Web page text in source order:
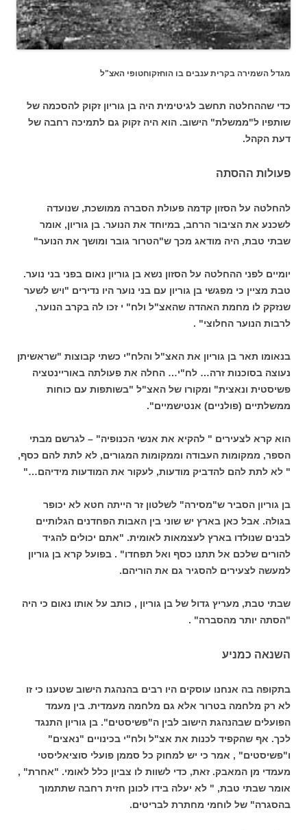
מגדל השמירה בקרית ענבים בו הוחזקוחטופי האצ"ל
כדי שההחלטה תחשב לגיטימית היה בן גוריון זקוק להסכמה של
שותפיו ל"ממשלת" הישוב. הוא היה זקוק גם לתמיכה רחבה של
דעת הקהל.
פעולות ההסתה
להחלטה על הסזון קדמה פעולת הסברה ממושכת, שנועדה
לשכנע את הציבור הרחב, במיוחד את הנוער. בן גוריון, אומר
שבתי טבת, היה מודאג מכך ש"הטרור גובר ומושך את הנוער"
יומיים לפני ההחלטה על הסזון נשא בן גוריון נאום בפני בני נוער.
טבת מציין כי מפגשי בן גוריון עם בני נוער היו נדירים "ויש לשער
שנזקק לו מחמת האהדה שהאצ"ל ולח" י זכו לה בקרב הנוער,
לרבות הנוער החלוצי" .
בנאומו תאר בן גוריון את האצ"ל והלח"י כשתי קבוצות "שראשיתן
נעוצה בסוכנות זרה… לח"י… החלה את פעולתה באוריינטציה
פשיסטית ונאצית" ומקורו של האצ"ל "בשותפות עם כוחות
ממשלתיים (פולניים) אנטישמיים".
הוא קרא לצעירים " להקיא את אנשי הכנופיה" – לגרשם מבתי
הספר, ממקומות העבודה וממקומות המגורים, לא לתת להם כסף,
" לא לתת להם להדביק מודעות, לעקור את המודעות מידיהם…"
בן גוריון הסביר ש"מסירה" לשלטון זר הייתה חטא לא יכופר
בגולה. אבל כאן בארץ יש שוני בין האבות הפחדנים הגלותיים
לבנים שנולדו בארץ לעצמאות לאומית. "אתם יכולים להגיד
להורים שלכם אל תתנו כסף ואל תפחדו" . בפועל קרא בן גוריון
למעשה לצעירים להסגיר גם את הוריהם.
שבתי טבת, מעריץ גדול של בן גוריון , כותב על אותו נאום כי היה
"הסתה יותר מהסברה" .
השנאה כמניע
בתקופה בה אנחנו עוסקים היו רבים בהנהגת הישוב שטענו כי זו
לא רק מלחמה בטרור אלא גם מלחמה מעמדית. בין מעמד
הפועלים שבהנהגת הישוב לבין ה"פשיסטים". בן גוריון התנגד
לכך. אף שהקפיד לכנות את אצ"ל ולח"י בכינויים "נאצים"
ו"פשיסטים" , אמר כי יש למחוק כל סממן פועלי סוציאליסטי
מעמדי מן המאבק. זאת, כדי לשוות לו צביון כלל לאומי. "אחרת" ,
אומר שבתי טבת, " לא יעלה בידו לכונן חזית רחבה שתתמוך
בהסגרה" של לוחמי מחתרת לבריטים.